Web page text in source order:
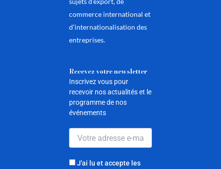
commerce international et
d’internationalisation des
entreprises.
Recevez votre newsletter
Inscrivez vous pour
recevoir nos actualités et le
programme de nos
événements
J'ai lu et accepte les